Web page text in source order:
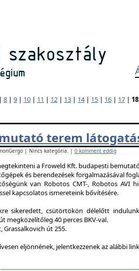
| 8 | 9 | 10 | 11 | 12 | 13 | 14| 15 | 16 | 17 | 18
terem
| Nincs kategória. | 0 komment eddig
a Froweld Kft. budapesti
és berendezések forgalmazásával
van Robotos CMT-, Robotos AVI
kapcsolatos ismereteink bővítésére.
sikeredett, csütörtökön délelőtt
megközelítőleg 40 perces BKV-val.
Grassalkovich út 255.
eljönnének, jelentkezzenek az alábbi